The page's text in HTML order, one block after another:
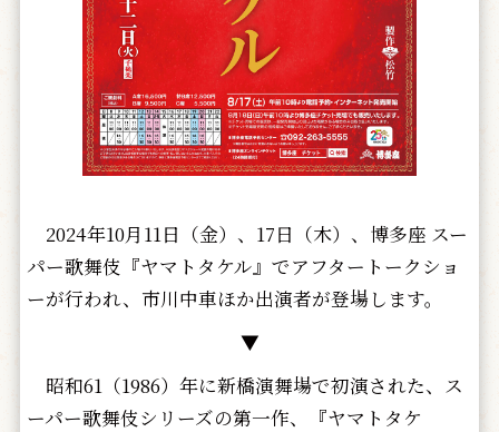
2024年10月11日（金）、17日（木）、博多座 スー
パー歌舞伎『ヤマトタケル』でアフタートークショ
ーが行われ、市川中車ほか出演者が登場します。
▼
昭和61（1986）年に新橋演舞場で初演された、ス
ーパー歌舞伎シリーズの第一作、『ヤマトタケ